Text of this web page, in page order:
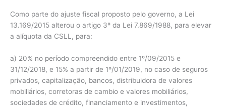
Como parte do ajuste fiscal proposto pelo governo, a Lei
13.169/2015 alterou o artigo 3º da Lei 7.869/1988, para elevar
a alíquota da CSLL, para:
a) 20% no período compreendido entre 1º/09/2015 e
31/12/2018, e 15% a partir de 1º/01/2019, no caso de seguros
privados, capitalização, bancos, distribuidora de valores
mobiliários, corretoras de cambio e valores mobiliários,
sociedades de crédito, financiamento e investimentos,